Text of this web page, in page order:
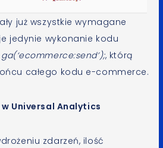
już wszystkie wymagane
jedynie wykonanie kodu
ga(‘ecommerce:send’);, którą
całego kodu e-commerce.
Universal Analytics
zdarzeń, ilość